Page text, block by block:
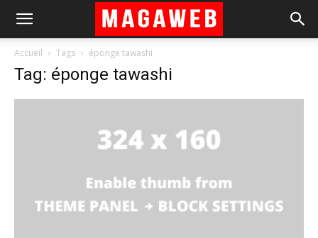
Accueil Tags éponge tawashi
Tag: éponge tawashi